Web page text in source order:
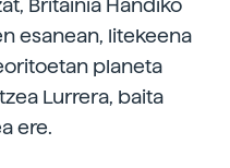
Britainia Handiko
esanean, litekeena
planeta
Lurrera, baita
ere.